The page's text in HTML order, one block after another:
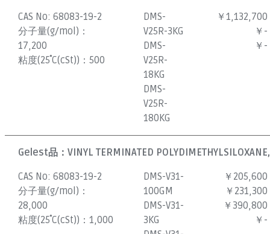
CAS No:68083-19-2
分子量(g/mol)：
17,200
粘度(25˚C(cSt))：500
DMS-
V25R-3KG
DMS-
V25R-
18KG
DMS-
V25R-
180KG
￥1,132,700
￥-
￥-
Gelest品：VINYL TERMINATED
CAS No:68083-19-2
分子量(g/mol)：
28,000
粘度(25˚C(cSt))：1,000
DMS-V31-
100GM
DMS-V31-
3KG
￥205,600
￥231,300
￥390,800
￥-